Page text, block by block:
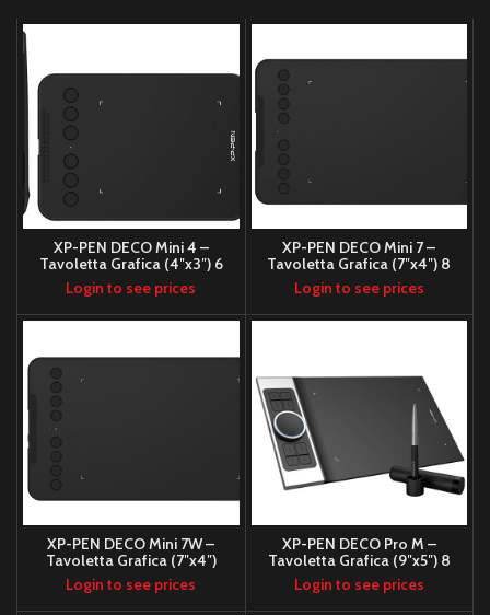
XP-PEN DECO Mini 4 –
Tavoletta Grafica (4″x3″) 6
tasti- ultralight
Login to see prices
XP-PEN DECO Mini 7 –
Tavoletta Grafica (7″x4″) 8
Login to see prices
XP-PEN DECO Mini 7W –
Tavoletta Grafica (7″x4″)
Wireless- 8 tasti
Login to see prices
XP-PEN DECO Pro M –
Tavoletta Grafica (9″x5″) 8
tasti- rotella meccanica e
virtuale con led e trackpad
Login to see prices